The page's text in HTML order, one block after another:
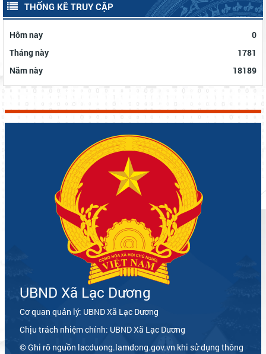
THỐNG KÊ TRUY CẬP
Hôm nay
0
Tháng này
1781
Năm này
18189
UBND Xã Lạc Dương
Cơ quan quản lý: UBND Xã Lạc Dương
Chịu trách nhiệm chính: UBND Xã Lạc Dương
© Ghi rõ nguồn lacduong.lamdong.gov.vn khi sử dụng thông